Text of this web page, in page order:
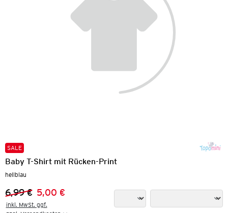
SALE
Baby T-Shirt mit Rücken-Print
hellblau
Vorheriger Preis:
6,99 €
Neuer Preis:
5,00 €
inkl. MwSt. ggf.